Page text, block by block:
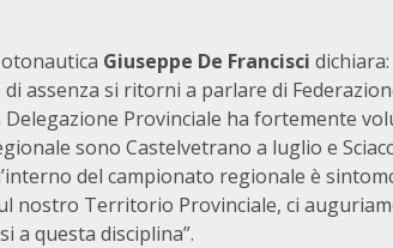
Giuseppe De Francisci dichiara:
assenza si ritorni a parlare di
Provinciale ha fortemente
sono Castelvetrano a luglio e
del campionato regionale è
nostro Territorio Provinciale, ci
a questa disciplina”.